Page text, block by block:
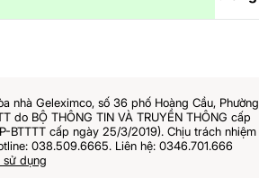
nhà Geleximco, số 36 phố Hoàng Cầu, Phường
do BỘ THÔNG TIN VÀ TRUYỀN THÔNG cấp
BTTTT cấp ngày 25/3/2019). Chịu trách nhiệm
038.509.6665. Liên hệ: 0346.701.666
sử dụng